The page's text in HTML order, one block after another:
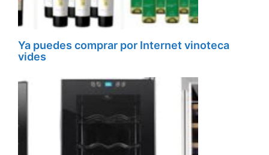
Ya puedes comprar por Internet vinoteca
vides